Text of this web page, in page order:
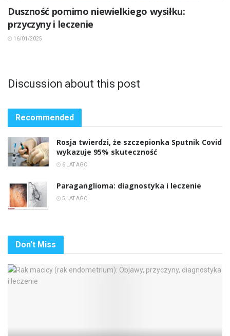
Duszność pomimo niewielkiego wysiłku:
przyczyny i leczenie
16/01/2025
Discussion about this post
Recommended
Rosja twierdzi, że szczepionka Sputnik Covid
wykazuje 95% skuteczność
6 LAT AGO
Paraganglioma: diagnostyka i leczenie
5 LAT AGO
Don't Miss